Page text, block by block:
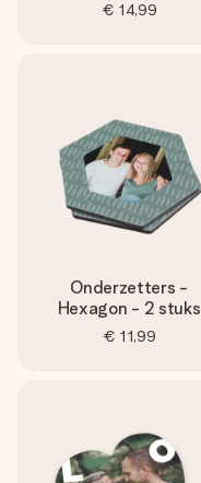
€ 14,99
Onderzetters -
Hexagon - 2 stuks
€ 11,99